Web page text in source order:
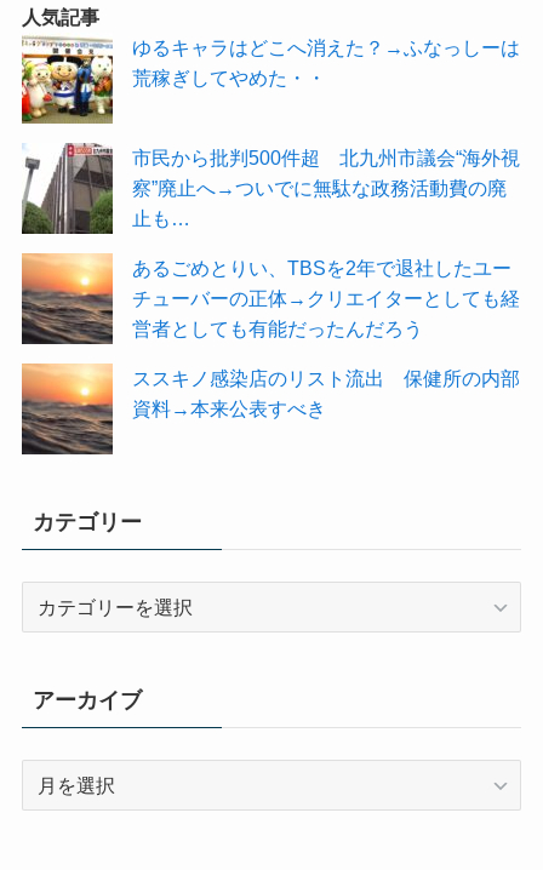
人気記事
ゆるキャラはどこへ消えた？→ふなっしーは
荒稼ぎしてやめた・・
市民から批判500件超 北九州市議会“海外視
察”廃止へ→ついでに無駄な政務活動費の廃
止も…
あるごめとりい、TBSを2年で退社したユー
チューバーの正体→クリエイターとしても経
営者としても有能だったんだろう
ススキノ感染店のリスト流出 保健所の内部
資料→本来公表すべき
カテゴリー
ー
アーカイブ